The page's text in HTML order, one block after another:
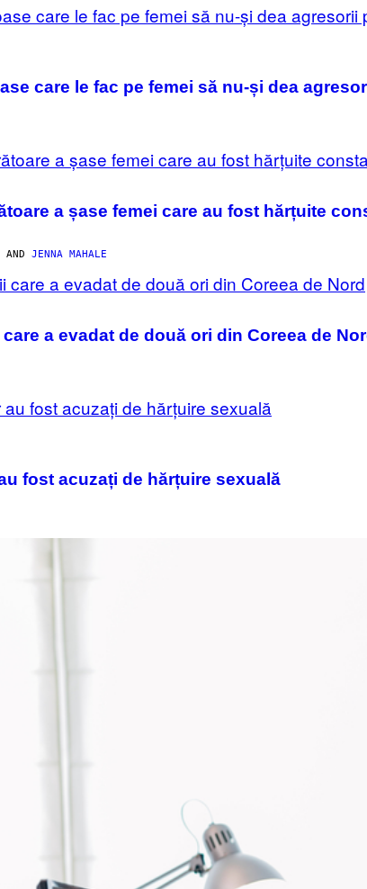
care le fac pe femei să nu-și dea
a șase femei care au fost hărțuite
AND JENNA MAHALE
a evadat de două ori din Coreea de
fost acuzați de hărțuire sexuală